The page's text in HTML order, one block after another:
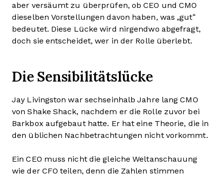
aber versäumt zu überprüfen, ob CEO und CMO
dieselben Vorstellungen davon haben, was „gut“
bedeutet. Diese Lücke wird nirgendwo abgefragt,
doch sie entscheidet, wer in der Rolle überlebt.
Die Sensibilitätslücke
Jay Livingston war sechseinhalb Jahre lang CMO
von Shake Shack, nachdem er die Rolle zuvor bei
Barkbox aufgebaut hatte. Er hat eine Theorie, die in
den üblichen Nachbetrachtungen nicht vorkommt.
Ein CEO muss nicht die gleiche Weltanschauung
wie der CFO teilen, denn die Zahlen stimmen